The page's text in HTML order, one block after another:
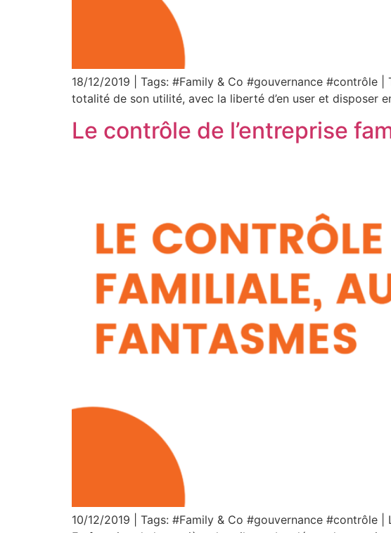
18/12/2019 | Tags: #Family & Co #gouvernance #contrôle
totalité de son utilité, avec la liberté d’en user et disposer
Le contrôle de l’entreprise
10/12/2019 | Tags: #Family & Co #gouvernance #contrôle